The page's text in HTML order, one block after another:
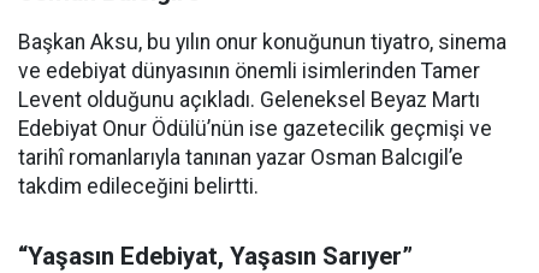
Başkan Aksu, bu yılın onur konuğunun tiyatro, sinema
ve edebiyat dünyasının önemli isimlerinden Tamer
Levent olduğunu açıkladı. Geleneksel Beyaz Martı
Edebiyat Onur Ödülü’nün ise gazetecilik geçmişi ve
tarihî romanlarıyla tanınan yazar Osman Balcıgil’e
takdim edileceğini belirtti.
“Yaşasın Edebiyat, Yaşasın Sarıyer”